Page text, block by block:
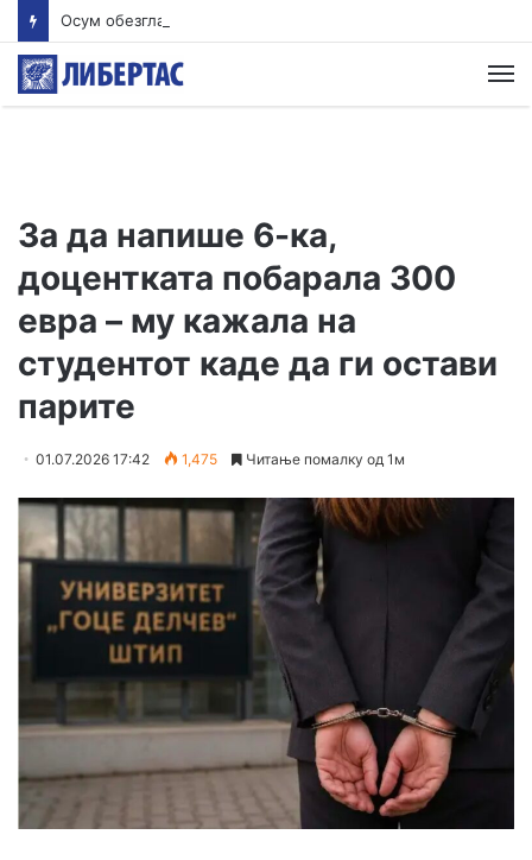
За да напише 6-ка,
доцентката побарала 300
евра – му кажала на
студентот каде да ги остави
парите
01.07.2026 17:42 1,475 Читање помалку од 1м